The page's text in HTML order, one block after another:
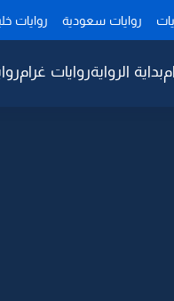
روايات سعودية روايات
بداية الروايةروايات غرام